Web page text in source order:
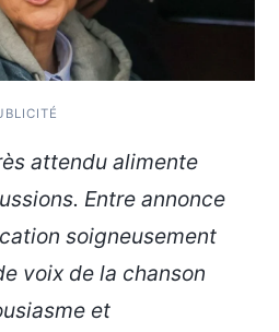
attendu alimente
Entre annonce
soigneusement
voix de la chanson
et